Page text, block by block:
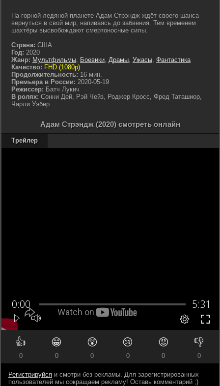
На горной ледяной планете Адам Стрэндж ждёт своего шанса
вернуться в свой мир, напиваясь до забвения. Тем временем
шахтёры высвобождают смертоносные силы.
Страна: США
Год: 2020
Жанр: Мультфильмы, Боевики, Драмы, Ужасы, Фантастика
Качество: FHD (1080p)
Продолжительность: 16 мин.
Премьера в России: 2020-05-19
Режиссер: Батч Лукич
В ролях: Сонни Дей, Рэй Чейз, Роджер Кросс, Фред Таташиор,
Чарли Уэбер
Адам Стрэндж (2020) смотреть онлайн
Трейлер
👍
0
😁
0
😲
0
😢
0
😡
0
👎
0
Регистрируйся и смотри без рекламы. Для зарегистрированных
пользователей мы сокращаем рекламу! Оставь комментарий ;)